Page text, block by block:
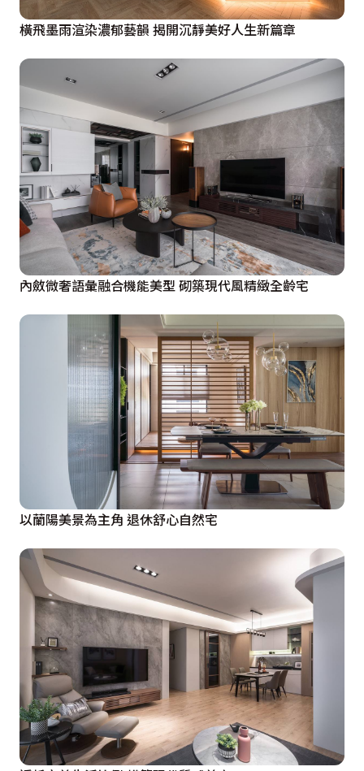
橫飛墨雨渲染濃郁藝韻 揭開沉靜美好人生新篇章
內斂微奢語彙融合機能美型 砌築現代風精緻全齡宅
以蘭陽美景為主角 退休舒心自然宅